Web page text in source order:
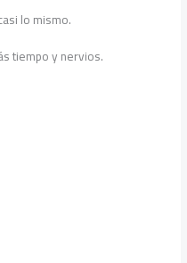
lo mismo.
tiempo y nervios.